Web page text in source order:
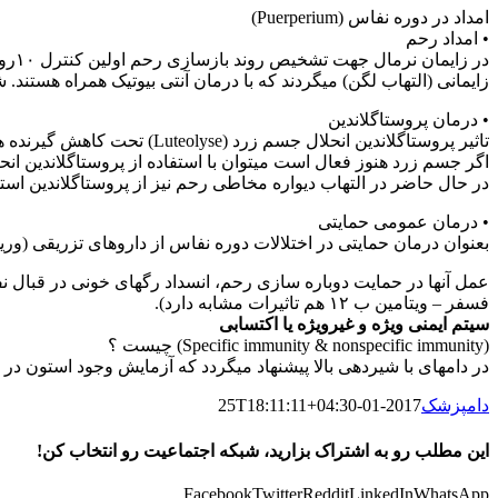
امداد در دوره نفاس (Puerperium)
• امداد رحم
زایمانی (التهاب لگن) میگردند که با درمان آنتی بیوتیک همراه
• درمان پروستاگلاندین
تاثیر پروستاگلاندین انحلال جسم زرد (Luteolyse) تحت کاهش گیرنده های هورمون LH برروی جسم زرد و انقباضات دیواره رحم(Uterus contraction) میباشد.
اگر جسم زرد هنوز فعال است میتوان با استفاده از پروستاگلاندین
در حال حاضر در التهاب دیواره مخاطی رحم نیز از پروستاگلاندین
• درمان عمومی حمایتی
بعنوان درمان حمایتی در اختلالات دوره نفاس از داروهای تزریقی
عمل آنها در حمایت دوباره سازی رحم، انسداد رگهای خونی در قبال
فسفر – ویتامین ب ۱۲ هم تاثیرات مشابه دارد).
سیتم ایمنی ویژه و غیرویژه یا اکتسابی
(Specific immunity & nonspecific immunity) چیست ؟
در دامهای با شیردهی بالا پیشنهاد میگردد که آزمایش وجود استون
دامپزشک2017-01-25T18:11:11+04:30
این مطلب رو به اشتراک بزارید، شبکه اجتماعیت رو انتخاب کن!
FacebookTwitterRedditLinkedInWhatsApp